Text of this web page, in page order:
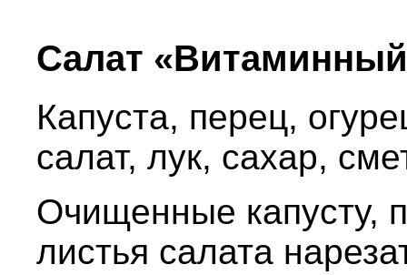
Салат
Капуста, перец,
салат, лук, сахар,
Очищенные капусту,
листья салата